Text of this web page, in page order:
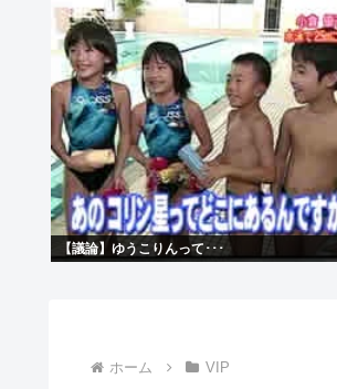
【議論】ゆうこりんって･･･
ホーム VIP